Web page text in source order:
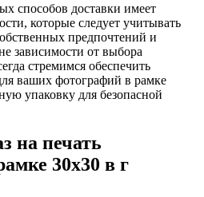
способов доставки имеет
которые следует учитывать
предпочтений и
зависимости от выбора
стремимся обеспечить
ваших фотографий в рамке
упаковку для безопасной
на печать
30х30 в г